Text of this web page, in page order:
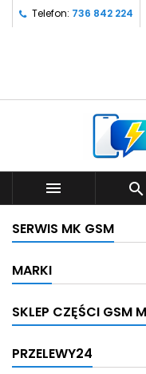
Telefon: 736 842 224
 
SERWIS MK GSM
MARKI
SKLEP CZĘŚCI GSM
PRZELEWY24